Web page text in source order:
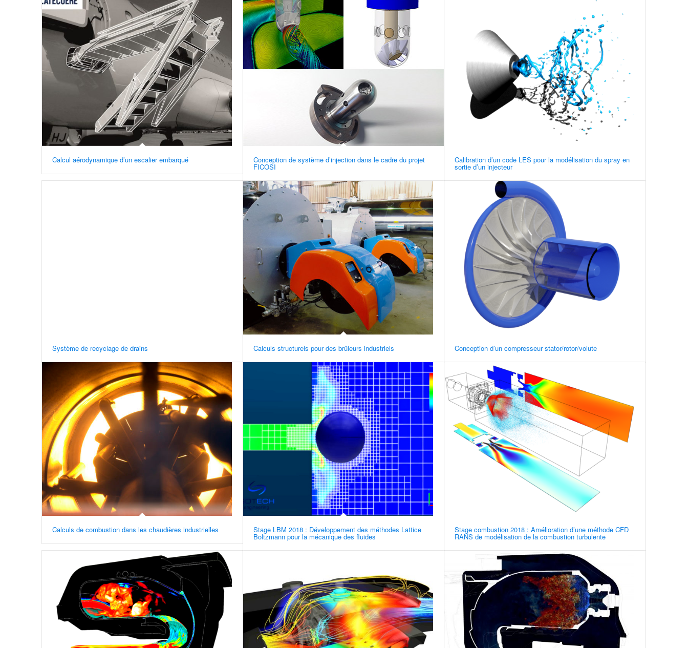
Calcul aérodynamique d’un escalier embarqué Conception de système d’injection dans le cadre du projet
FICOSI
Calibration d’un code LES pour la modélisation du spray en
sortie d’un injecteur
Système de recyclage de drains Calculs structurels pour des brûleurs industriels Conception d’un compresseur stator/rotor/volute
Calculs de combustion dans les chaudières industrielles Stage LBM 2018 : Développement des méthodes Lattice
Boltzmann pour la mécanique des fluides
Stage combustion 2018 : Amélioration d’une méthode CFD
RANS de modélisation de la combustion turbulente